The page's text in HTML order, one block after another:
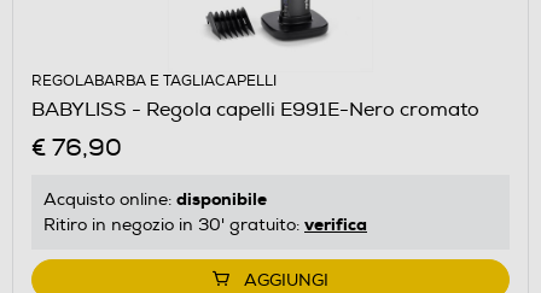
REGOLABARBA E TAGLIACAPELLI
BABYLISS - Regola capelli E991E-Nero cromato
€ 76,90
Acquisto online: disponibile
Ritiro in negozio in 30' gratuito: verifica
AGGIUNGI